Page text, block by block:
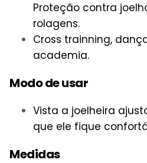
Proteção contra
rolagens.
Cross trainning,
academia.
Modo de usar
Vista a joelheira
que ele fique
Medidas